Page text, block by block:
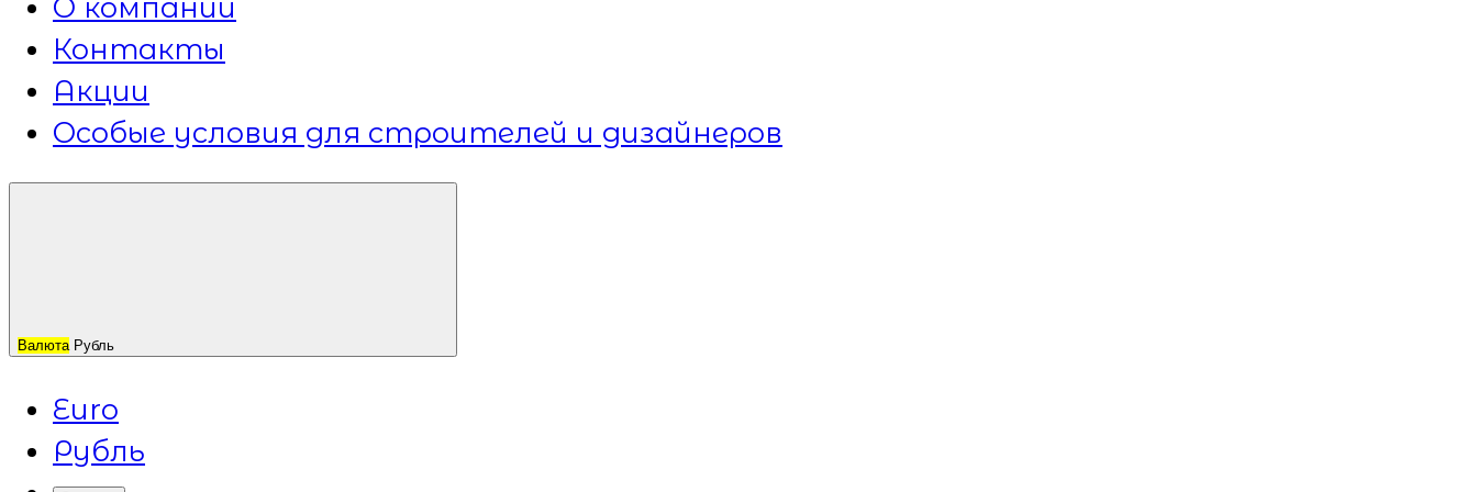
О компании
Контакты
Акции
Особые условия для строителей и дизайнеров
Валюта Рубль
Euro
Рубль